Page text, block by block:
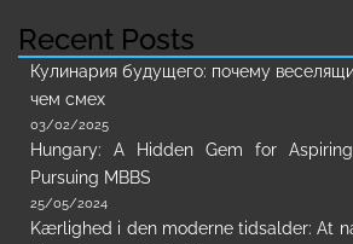
Recent Posts
Кулинария будущего: почему
чем смех
03/02/2025
Hungary: A Hidden Gem for
Pursuing MBBS
25/05/2024
Kærlighed i den moderne tidsalder: At